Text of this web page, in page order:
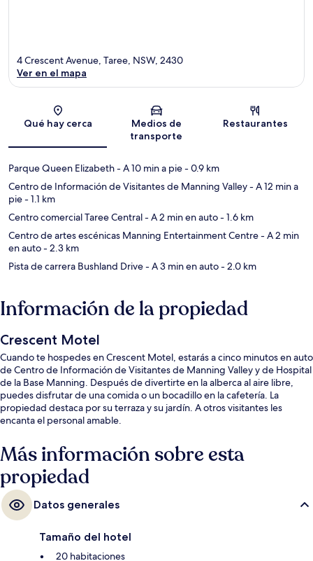
Sección del mapa
4 Crescent Avenue, Taree, NSW, 2430
Ver en el mapa
Qué hay cerca
Medios de
transporte
Restaurantes
Parque Queen Elizabeth- A 10 min a pie- 0.9 km
Centro de Información de Visitantes de Manning Valley- A 12 min a
pie- 1.1 km
Centro comercial Taree Central- A 2 min en auto- 1.6 km
Centro de artes escénicas Manning Entertainment Centre- A 2 min
en auto- 2.3 km
Pista de carrera Bushland Drive- A 3 min en auto- 2.0 km
Información de la propiedad
Crescent Motel
Cuando te hospedes en Crescent Motel, estarás a cinco minutos en auto
de Centro de Información de Visitantes de Manning Valley y de Hospital
de la Base Manning. Después de divertirte en la alberca al aire libre,
puedes disfrutar de una comida o un bocadillo en la cafetería. La
propiedad destaca por su terraza y su jardín. A otros visitantes les
encanta el personal amable.
Más información sobre esta
propiedad
Datos generales
Tamaño del hotel
20 habitaciones